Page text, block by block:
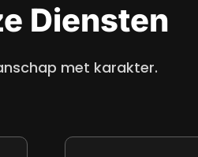
Diensten
met karakter.